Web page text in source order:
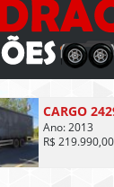
CARGO
Ano: 2013
R$ 219.990,00